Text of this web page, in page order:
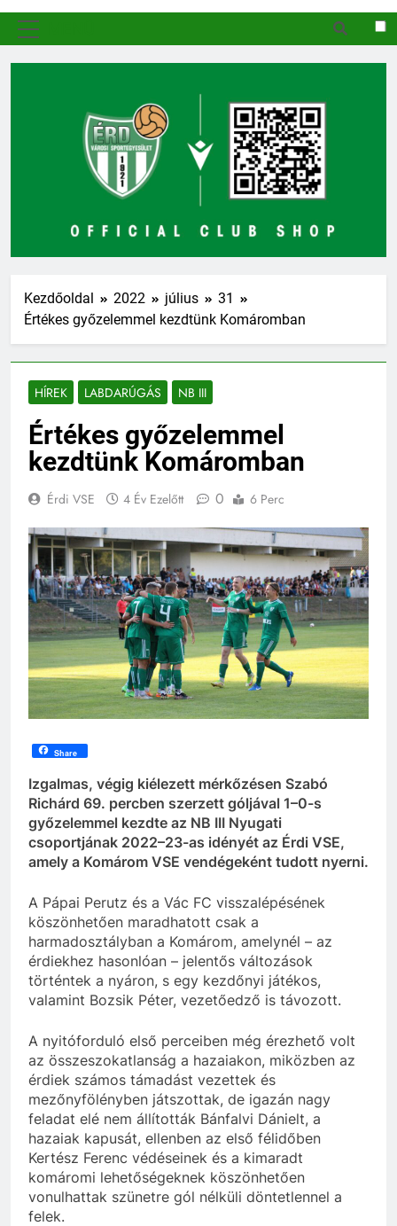
Kezdőoldal 2022 július
31
Értékes győzelemmel kezdtünk Komáromban
HÍREK LABDARÚGÁS NB III
Értékes győzelemmel
kezdtünk Komáromban
Érdi VSE 4 Év Ezelőtt 0 6 Perc
Share
Izgalmas, végig kiélezett mérkőzésen Szabó
Richárd 69. percben szerzett góljával 1–0-s
győzelemmel kezdte az NB III Nyugati
csoportjának 2022–23-as idényét az Érdi VSE,
amely a Komárom VSE vendégeként tudott nyerni.
A Pápai Perutz és a Vác FC visszalépésének
köszönhetően maradhatott csak a
harmadosztályban a Komárom, amelynél – az
érdiekhez hasonlóan – jelentős változások
történtek a nyáron, s egy kezdőnyi játékos,
valamint Bozsik Péter, vezetőedző is távozott.
A nyitóforduló első perceiben még érezhető volt
az összeszokatlanság a hazaiakon, miközben az
érdiek számos támadást vezettek és
mezőnyfölényben játszottak, de igazán nagy
feladat elé nem állították Bánfalvi Dánielt, a
hazaiak kapusát, ellenben az első félidőben
Kertész Ferenc védéseinek és a kimaradt
komáromi lehetőségeknek köszönhetően
vonulhattak szünetre gól nélküli döntetlennel a
felek.